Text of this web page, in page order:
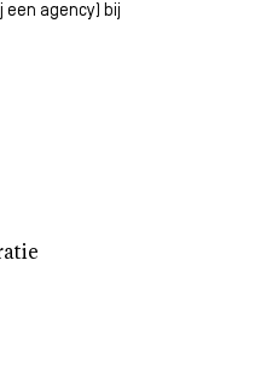
een agency) bij